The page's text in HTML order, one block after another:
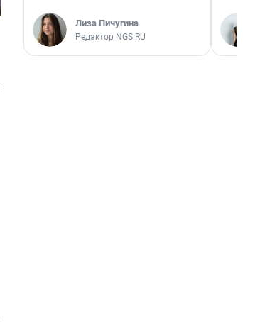
Лиза Пичугина
Редактор NGS.RU